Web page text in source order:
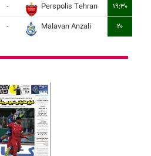
- Perspolis Tehran
۱۹:۳۰
- Malavan Anzali ۲۰